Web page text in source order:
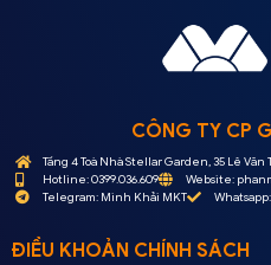
CÔNG TY CP
Tầng 4 Toà Nhà Stellar Garden, 35 Lê
Hotline: 0399.036.609
Website:
Telegram: Minh Khải MKT
ĐIỀU KHOẢN CHÍNH SÁCH